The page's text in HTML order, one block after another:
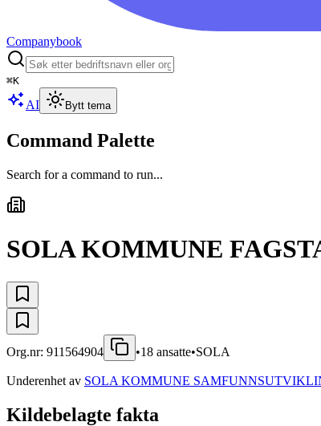
Companybook
⌘K
AI Bytt tema
Command Palette
Search for a command to run...
SOLA KOMMUNE
Org.nr: 911564904 •18 ansatte•SOLA
Underenhet av SOLA KOMMUNE
Kildebelagte fakta